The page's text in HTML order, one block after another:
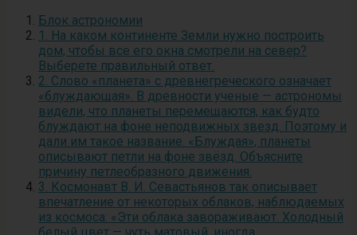
Блок астрономии
1. На каком континенте Земли нужно построить
дом, чтобы все его окна смотрели на север?
Выберете правильный ответ.
2. Слово «планета» с древнегреческого означает
«блуждающая». В древности ученые — астрономы
видели, что планеты перемещаются, как будто
блуждают на фоне неподвижных звезд. Поэтому и
дали им такое название. «Блуждая», планеты
описывают петли на фоне звёзд. Объясните
причину петлеобразного движения.
3. Космонавт В. И. Севастьянов так описывает
впечатление от некоторых облаков, наблюдаемых
из космоса: «Эти облака завораживают. Холодный